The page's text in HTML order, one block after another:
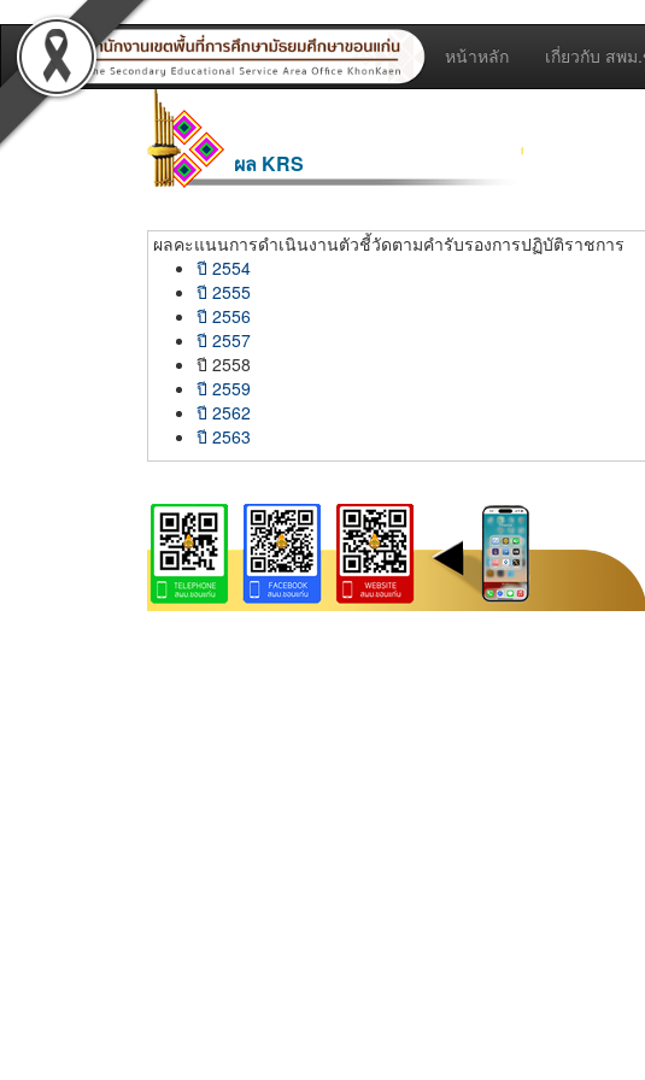
หน้าหลัก เกี่ยวกับ สพม
ผล KRS
ผลคะแนนการดำเนินงานตัวชี้วัดตามคำรับรองการปฏิบัติราชการ
ปี 2554
ปี 2555
ปี 2556
ปี 2557
ปี 2558
ปี 2559
ปี 2562
ปี 2563